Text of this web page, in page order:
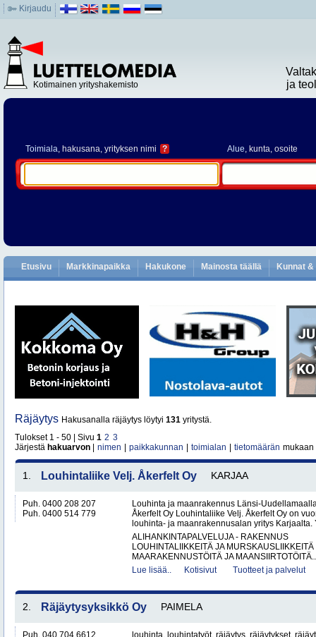
Kirjaudu
Kotimainen yrityshakemisto
ja
Toimiala, hakusana, yrityksen nimi ? Alue, kunta, osoite
Etusivu Markkinapaikka Hakukone Mainosta täällä Kunnat
Räjäytys Hakusanalla räjäytys löytyi 131 yritystä.
Tulokset 1 - 50 | Sivu 1 2 3
Järjestä hakuarvon nimen paikkakunnan toimialan tietomäärän mukaan
1. Louhintaliike Velj. Åkerfelt Oy KARJAA
Puh. 0400 208 207
Puh. 0400 514 779
Louhinta ja maanrakennus Länsi-
Åkerfelt Oy Louhintaliike Velj. Åkerfelt Oy on
louhinta- ja maanrakennusalan yritys Karjaalta.
ALIHANKINTAPALVELUJA - RAKENNUS
LOUHINTALIIKKEITÄ JA MURSKAUSLIIKKEITÄ
MAARAKENNUSTÖITÄ JA MAANSIIRTOTÖITÄ..
Lue lisää..
Kotisivut Tuotteet ja palvelut
2. Räjäytysyksikkö Oy PAIMELA
Puh. 040 704 6612
louhinta, louhintatyöt, räjäytys, räjäytykset,